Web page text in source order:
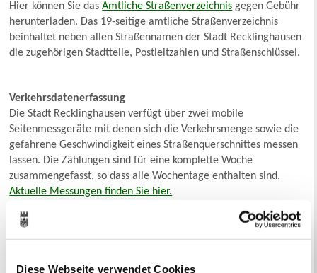
Diese Webseite verwendet Cookies
Hier können Sie dasAmtliche Straßenverzeichnis gegen Gebühr
herunterladen. Das 19-seitige amtliche Straßenverzeichnis
beinhaltet neben allen Straßennamen der Stadt Recklinghausen
die zugehörigen Stadtteile, Postleitzahlen und Straßenschlüssel.
Verkehrsdatenerfassung
Die Stadt Recklinghausen verfügt über zwei mobile
Seitenmessgeräte mit denen sich die Verkehrsmenge sowie die
gefahrene Geschwindigkeit eines Straßenquerschnittes messen
lassen. Die Zählungen sind für eine komplette Woche
zusammengefasst, so dass alle Wochentage enthalten sind.
Aktuelle Messungen finden Sie hier.
Straßenbeleuchtung
die Recklinghausen Straßenbeleuchtungs GmbH (RBG), eine